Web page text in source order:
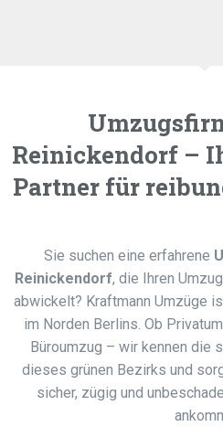
Reinickendorf –
Partner für
Sie suchen eine erfahrene
Reinickendorf, die Ihren
abwickelt? Kraftmann Umzüge
im Norden Berlins. Ob
Büroumzug – wir kennen die
dieses grünen Bezirks und
sicher, zügig und